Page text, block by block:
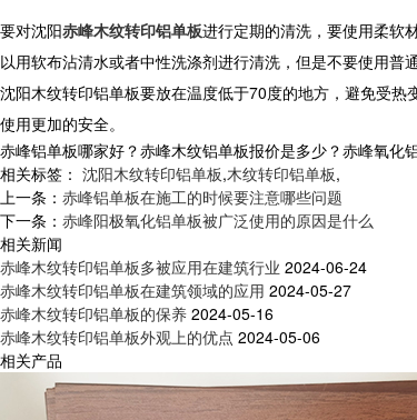
要对沈阳赤峰木纹转印铝单板进行定期的清洗，要使用柔软
以用软布沾清水或者中性洗涤剂进行清洗，但是不要使用普
沈阳木纹转印铝单板要放在温度低于70度的地方，避免受
使用更加的安全。
赤峰铝单板哪家好？赤峰木纹铝单板报价是多少？赤峰氧
相关标签： 沈阳木纹转印铝单板,木纹转印铝单板,
上一条： 赤峰铝单板在施工的时候要注意哪些问题
下一条： 赤峰阳极氧化铝单板被广泛使用的原因是什么
相关新闻
赤峰木纹转印铝单板多被应用在建筑行业 2024-06-24
赤峰木纹转印铝单板在建筑领域的应用 2024-05-27
赤峰木纹转印铝单板的保养 2024-05-16
赤峰木纹转印铝单板外观上的优点 2024-05-06
相关产品